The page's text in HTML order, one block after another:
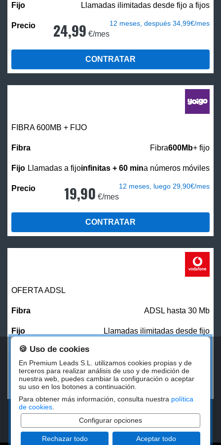
Llamadas ilimitadas desde fijo a fijos
24,99 €/mes
12 meses, después 34,99€/mes
CONTRATAR
FIBRA 600MB + FIJO
Fibra600Mb+ fijo
Llamadas a fijoinfinitas + 60 mina números móviles
19,90 €/mes
12 meses, luego 29,90€/mes
CONTRATAR
OFERTA ADSL
ADSL hasta 30 Mb
Llamadas ilimitadas desde fijo
31,00 €/mes
CONTRATAR
🍪 Uso de cookies
En Premium Leads S.L. utilizamos cookies propias y de
terceros para realizar análisis de uso y de medición de
nuestra web, puedes cambiar la configuración o aceptar
su uso en los botones a continuación.
Para obtener más información, consulta nuestra política
de cookies
Configurar opciones
Rechazar todo Aceptar todo